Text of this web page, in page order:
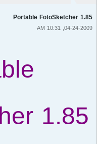
Portable FotoSketcher 1.85
04-24-2009, 10:31 AM
1.85